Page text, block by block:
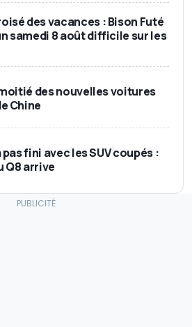
des vacances : Bison Futé
samedi 8 août difficile sur les
des nouvelles voitures
Chine
pas fini avec les SUV coupés :
Q8 arrive